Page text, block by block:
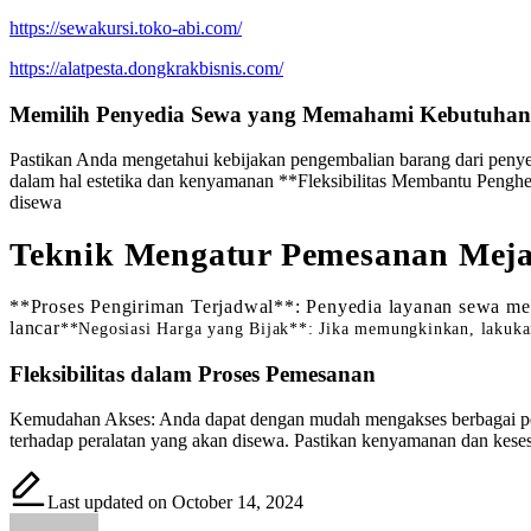
https://sewakursi.toko-abi.com/
https://alatpesta.dongkrakbisnis.com/
Memilih Penyedia Sewa yang Memahami
Pastikan Anda mengetahui kebijakan pengembalian barang dari
dalam hal estetika dan kenyamanan **Fleksibilitas Membantu
disewa
Teknik Mengatur Pemesanan
**Proses Pengiriman Terjadwal**: Penyedia layanan sewa
lancar**Negosiasi Harga yang Bijak**: Jika memungkinkan,
Fleksibilitas dalam Proses Pemesanan
Kemudahan Akses: Anda dapat dengan mudah mengakses
terhadap peralatan yang akan disewa. Pastikan kenyamanan dan
Last updated on October 14, 2024